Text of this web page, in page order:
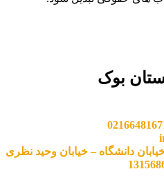
بوک
دانشگاه – خیابان وحید نظری